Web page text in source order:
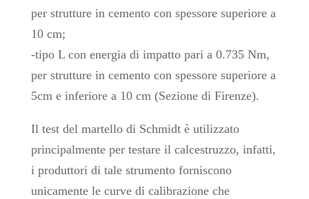
per strutture in cemento con spessore superiore a
10 cm;
-tipo L con energia di impatto pari a 0.735 Nm,
per strutture in cemento con spessore superiore a
5cm e inferiore a 10 cm (Sezione di Firenze).
Il test del martello di Schmidt è utilizzato
principalmente per testare il calcestruzzo, infatti,
i produttori di tale strumento forniscono
unicamente le curve di calibrazione che